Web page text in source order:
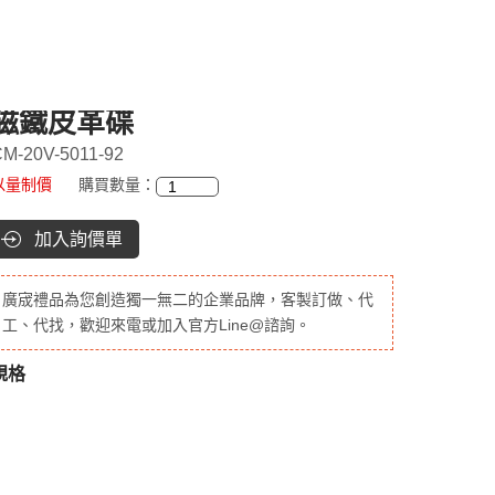
鐵皮革碟
20V-5011-92
量制價 購買數量：
加入詢價單
廣宬禮品為您創造獨一無二的企業品牌，客製訂做、代
工、代找，歡迎來電或加入官方Line@諮詢。
格